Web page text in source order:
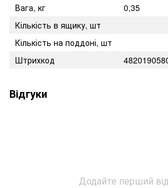
Вага, кг
0,35
Кількість в ящику, шт
Кількість на поддоні, шт
Штрихкод
Відгуки
Додайте перший